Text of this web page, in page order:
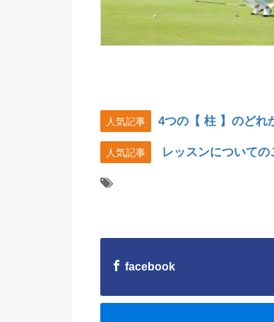
人気記事 4つの【 柱 】のどれ
人気記事 レッスンについての
facebook